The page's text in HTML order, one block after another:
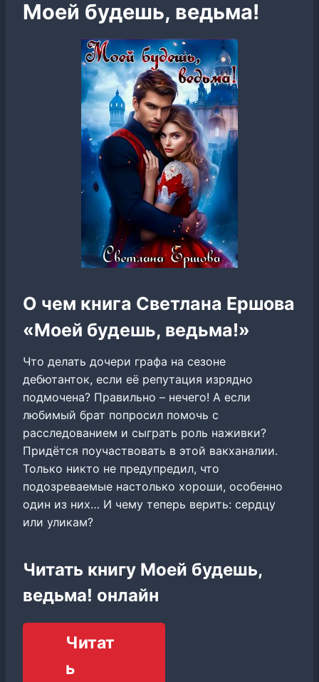
Моей будешь, ведьма!
О чем книга Светлана Ершова
«Моей будешь, ведьма!»
Что делать дочери графа на сезоне
дебютанток, если её репутация изрядно
подмочена? Правильно – нечего! А если
любимый брат попросил помочь с
расследованием и сыграть роль наживки?
Придётся поучаствовать в этой вакханалии.
Только никто не предупредил, что
подозреваемые настолько хороши, особенно
один из них… И чему теперь верить: сердцу
или уликам?
Читать книгу Моей будешь,
ведьма! онлайн
Читат
ь